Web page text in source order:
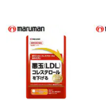
さい）
こち